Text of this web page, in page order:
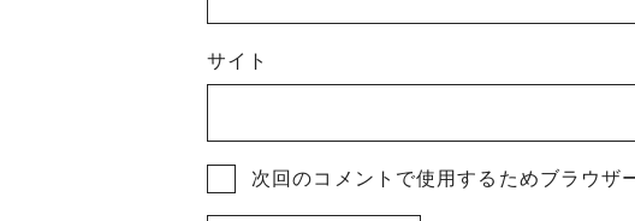
サイト
次回のコメントで使用するためブラウ